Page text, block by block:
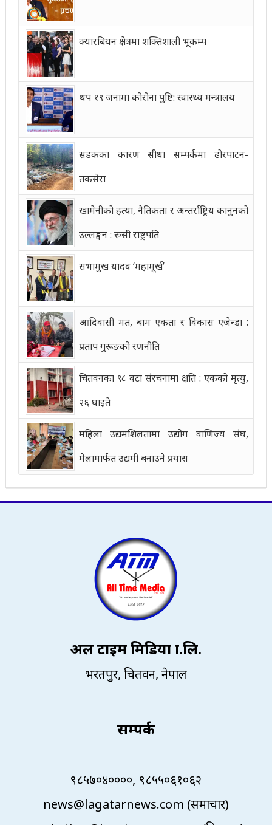
क्यारबियन क्षेत्रमा शक्तिशाली भूकम्प
थप १९ जनामा कोरोना पुष्टि: स्वास्थ्य मन्त्रालय
सडकका कारण सीधा सम्पर्कमा ढोरपाटन-
तकसेरा
खामेनीको हत्या, नैतिकता र अन्तर्राष्ट्रिय कानुनको
उल्लङ्घन : रूसी राष्ट्रपति
सभामुख यादव ‘महामूर्ख’
आदिवासी मत, बाम एकता र विकास एजेन्डा :
प्रताप गुरूङको रणनीति
चितवनका ९८ वटा संरचनामा क्षति : एकको मृत्यु,
२६ घाइते
महिला उद्यमशिलतामा उद्योग वाणिज्य संघ,
मेलामार्फत उद्यमी बनाउने प्रयास
अल टाइम मिडिया प्रा.लि.
भरतपुर, चितवन, नेपाल
सम्पर्क
९८५७०४००००, ९८५५०६१०६२
news@lagatarnews.com (समाचार)